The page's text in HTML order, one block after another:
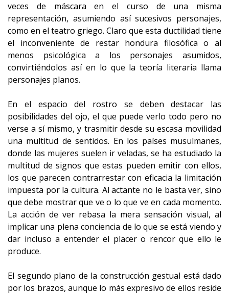
veces de máscara en el curso de una misma
representación, asumiendo así sucesivos personajes,
como en el teatro griego. Claro que esta ductilidad tiene
el inconveniente de restar hondura filosófica o al
menos psicológica a los personajes asumidos,
convirtiéndolos así en lo que la teoría literaria llama
personajes planos.
En el espacio del rostro se deben destacar las
posibilidades del ojo, el que puede verlo todo pero no
verse a sí mismo, y trasmitir desde su escasa movilidad
una multitud de sentidos. En los países musulmanes,
donde las mujeres suelen ir veladas, se ha estudiado la
multitud de signos que estas pueden emitir con ellos,
los que parecen contrarrestar con eficacia la limitación
impuesta por la cultura. Al actante no le basta ver, sino
que debe mostrar que ve o lo que ve en cada momento.
La acción de ver rebasa la mera sensación visual, al
implicar una plena conciencia de lo que se está viendo y
dar incluso a entender el placer o rencor que ello le
produce.
El segundo plano de la construcción gestual está dado
por los brazos, aunque lo más expresivo de ellos reside